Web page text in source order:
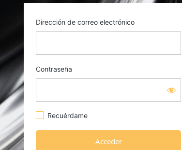
Dirección de correo electrónico
Contraseña
Recuérdame